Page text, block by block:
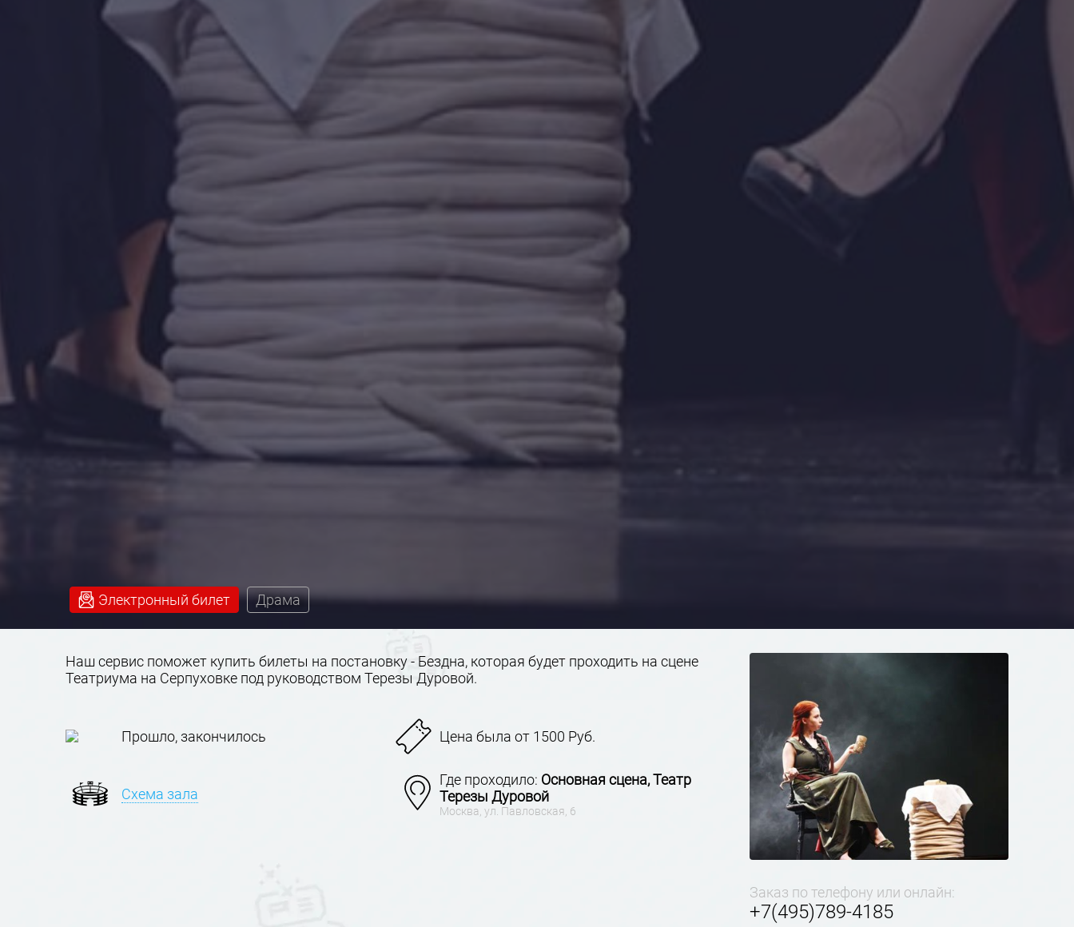
Электронный билет Драма
Наш сервис поможет купить билеты на постановку - Бездна, которая будет проходить на сцене
Театриума на Серпуховке под руководством Терезы Дуровой.
Прошло, закончилось Цена была от 1500 Руб.
Схема зала
Где проходило: Основная сцена, Театр
Терезы Дуровой
Москва, ул. Павловская, 6
Заказ по телефону или онлайн:
+7(495)789-4185